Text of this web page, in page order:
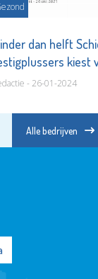
dan helft
kiest
- 26-01-2024
Alle bedrijven